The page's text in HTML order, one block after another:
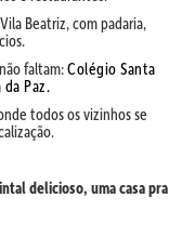
Beatriz, com padaria,
faltam:Colégio Santa
da Paz.
todos os vizinhos se
delicioso, uma casa pra